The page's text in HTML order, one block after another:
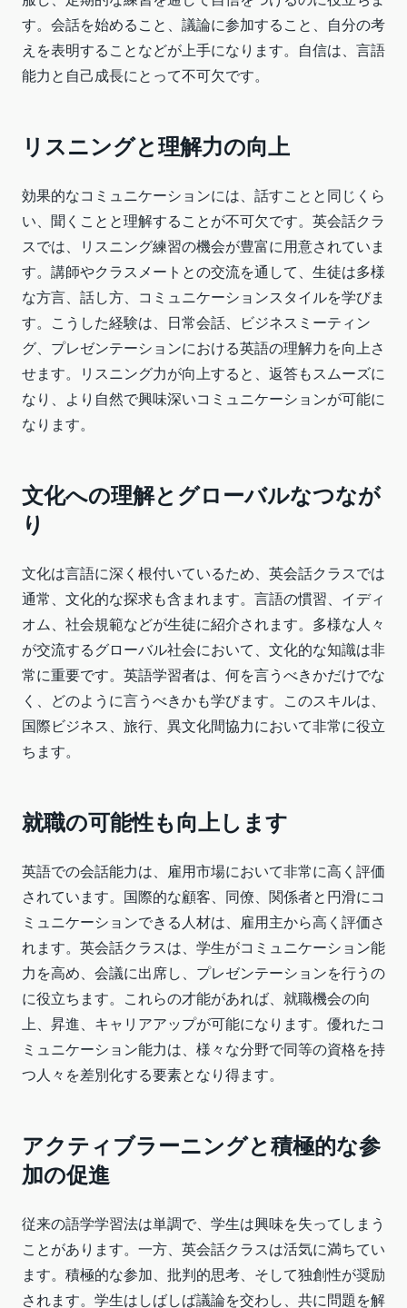
す。会話を始めること、議論に参加すること、自分の考
えを表明することなどが上手になります。自信は、言語
能力と自己成長にとって不可欠です。
リスニングと理解力の向上
効果的なコミュニケーションには、話すことと同じくら
い、聞くことと理解することが不可欠です。英会話クラ
スでは、リスニング練習の機会が豊富に用意されていま
す。講師やクラスメートとの交流を通して、生徒は多様
な方言、話し方、コミュニケーションスタイルを学びま
す。こうした経験は、日常会話、ビジネスミーティン
グ、プレゼンテーションにおける英語の理解力を向上さ
せます。リスニング力が向上すると、返答もスムーズに
なり、より自然で興味深いコミュニケーションが可能に
なります。
文化への理解とグローバルなつなが
り
文化は言語に深く根付いているため、英会話クラスでは
通常、文化的な探求も含まれます。言語の慣習、イディ
オム、社会規範などが生徒に紹介されます。多様な人々
が交流するグローバル社会において、文化的な知識は非
常に重要です。英語学習者は、何を言うべきかだけでな
く、どのように言うべきかも学びます。このスキルは、
国際ビジネス、旅行、異文化間協力において非常に役立
ちます。
就職の可能性も向上します
英語での会話能力は、雇用市場において非常に高く評価
されています。国際的な顧客、同僚、関係者と円滑にコ
ミュニケーションできる人材は、雇用主から高く評価さ
れます。英会話クラスは、学生がコミュニケーション能
力を高め、会議に出席し、プレゼンテーションを行うの
に役立ちます。これらの才能があれば、就職機会の向
上、昇進、キャリアアップが可能になります。優れたコ
ミュニケーション能力は、様々な分野で同等の資格を持
つ人々を差別化する要素となり得ます。
アクティブラーニングと積極的な参
加の促進
従来の語学学習法は単調で、学生は興味を失ってしまう
ことがあります。一方、英会話クラスは活気に満ちてい
ます。積極的な参加、批判的思考、そして独創性が奨励
されます。学生はしばしば議論を交わし、共に問題を解